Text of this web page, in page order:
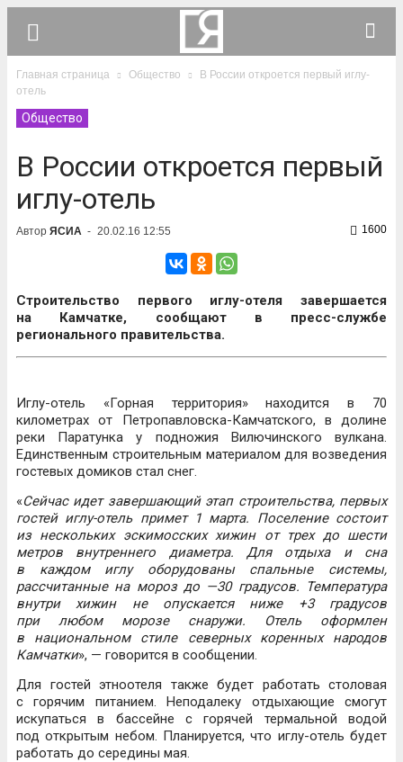
Главная страница Общество
В России откроется первый иглу-
отель
Общество
В России откроется первый
иглу-отель
Автор ЯСИА - 20.02.16 12:55 1600
Строительство первого иглу-отеля завершается
на Камчатке, сообщают в пресс-службе
регионального правительства.
Иглу-отель «Горная территория» находится в 70
километрах от Петропавловска-Камчатского, в долине
реки Паратунка у подножия Вилючинского вулкана.
Единственным строительным материалом для возведения
гостевых домиков стал снег.
«Сейчас идет завершающий этап строительства, первых
гостей иглу-отель примет 1 марта. Поселение состоит
из нескольких эскимосских хижин от трех до шести
метров внутреннего диаметра. Для отдыха и сна
в каждом иглу оборудованы спальные системы,
рассчитанные на мороз до —30 градусов. Температура
внутри хижин не опускается ниже +3 градусов
при любом морозе снаружи. Отель оформлен
в национальном стиле северных коренных народов
Камчатки», — говорится в сообщении.
Для гостей этноотеля также будет работать столовая
с горячим питанием. Неподалеку отдыхающие смогут
искупаться в бассейне с горячей термальной водой
под открытым небом. Планируется, что иглу-отель будет
работать до середины мая.